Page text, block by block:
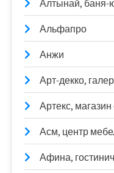
Алтынай, баня-
Альфапро
Анжи
Арт-декко,
Артекс,
Асм, центр
Афина,